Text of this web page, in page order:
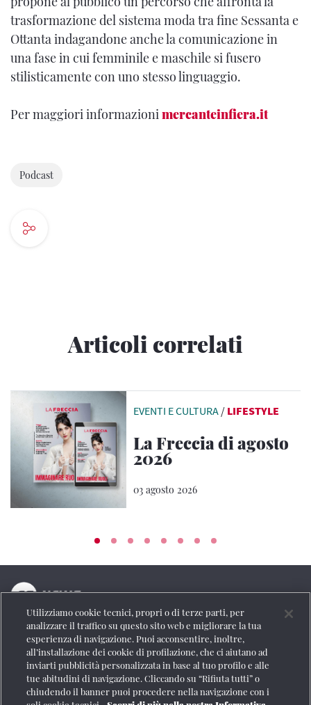
trasformazione del sistema moda tra fine Sessanta e
Ottanta indagandone anche la comunicazione in
una fase in cui femminile e maschile si fusero
stilisticamente con uno stesso linguaggio.
Per maggiori informazioni mercanteinfiera.it
Podcast
Articoli correlati
EVENTI E CULTURA / LIFESTYLE
La Freccia di agosto
2026
03 agosto 2026
La testata online del Gruppo FS Italiane
Social
Utilizziamo cookie tecnici, propri o di terze parti, per
analizzare il traffico su questo sito web e migliorare la tua
esperienza di navigazione. Puoi acconsentire, inoltre,
all’installazione dei cookie di profilazione, che ci aiutano ad
inviarti pubblicità personalizzata in base al tuo profilo e alle
tue abitudini di navigazione. Cliccando su “Rifiuta tutti” o
chiudendo il banner puoi procedere nella navigazione con i